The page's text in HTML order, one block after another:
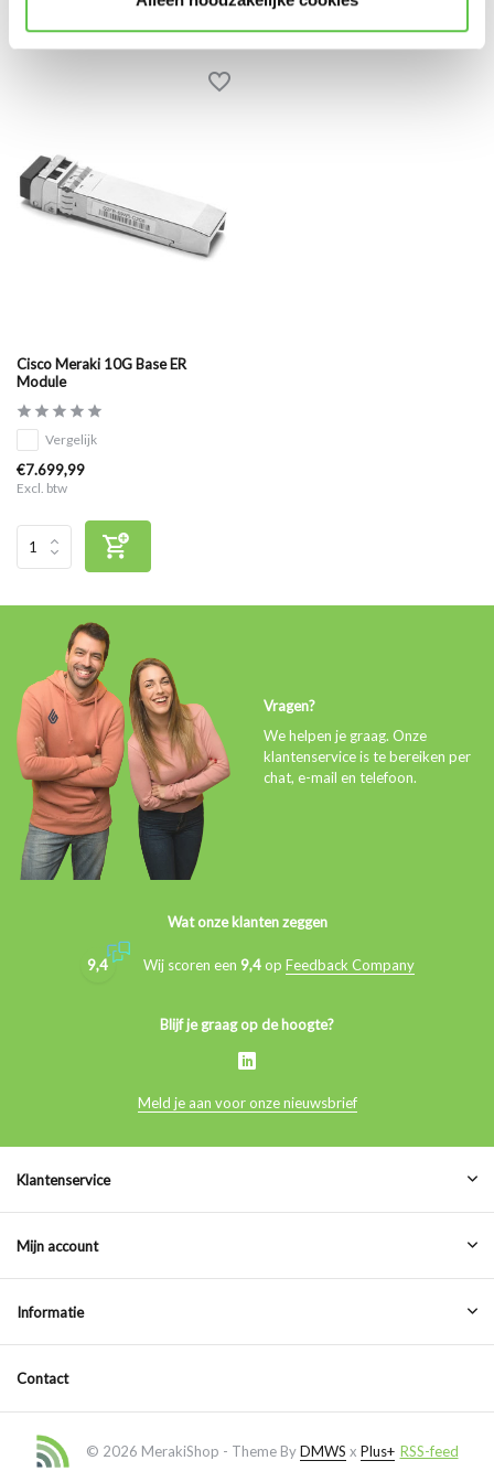
Eerder bekeken
Cisco Meraki 10G Base ER
Module
Vergelijk
€7.699,99
Excl. btw
Vragen?
We helpen je graag. Onze
klantenservice is te bereiken per
chat, e-mail en telefoon.
Wat onze klanten zeggen
9,4 Wij scoren een 9,4op Feedback Company
Blijf je graag op de hoogte?
Meld je aan voor onze nieuwsbrief
Klantenservice
Mijn account
Informatie
Contact
© 2026 MerakiShop - Theme ByDMWS x Plus+ RSS-feed